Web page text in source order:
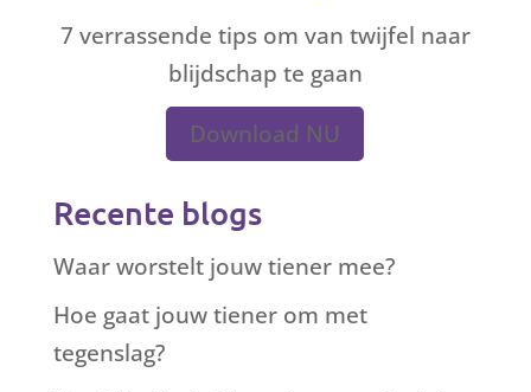
7 verrassende tips om van twijfel naar
blijdschap te gaan
Download NU
Recente blogs
Waar worstelt jouw tiener mee?
Hoe gaat jouw tiener om met
tegenslag?